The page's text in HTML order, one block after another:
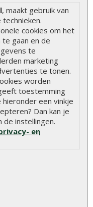
, maakt gebruik van
cookies om het
gaan en de
te
marketing
te tonen.
worden
toestemming
een vinkje
Dan kan je
de instellingen.
en